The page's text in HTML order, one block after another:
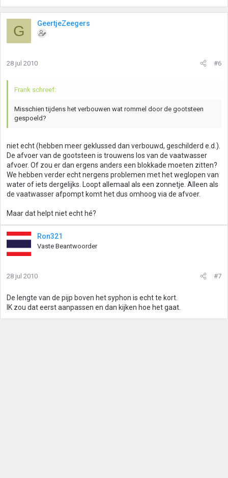
G GeertjeZeegers
28 jul 2010 #6
Frank schreef:
Misschien tijdens het verbouwen wat rommel door de gootsteen
gespoeld?
niet echt (hebben meer geklussed dan verbouwd, geschilderd e.d.).
De afvoer van de gootsteen is trouwens los van de vaatwasser
afvoer. Of zou er dan ergens anders een blokkade moeten zitten?
We hebben verder echt nergens problemen met het weglopen van
water of iets dergelijks. Loopt allemaal als een zonnetje. Alleen als
de vaatwasser afpompt komt het dus omhoog via de afvoer.
Maar dat helpt niet echt hé?
Ron321
Vaste Beantwoorder
28 jul 2010 #7
De lengte van de pijp boven het syphon is echt te kort.
IK zou dat eerst aanpassen en dan kijken hoe het gaat.